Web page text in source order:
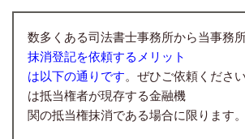
数多くある司法書士事務所から当事務
抹消登記を依頼するメリット
は以下の通りです 。ぜひご依頼くださ
は抵当権者が現存する金融機
関の抵当権抹消である場合に限ります。